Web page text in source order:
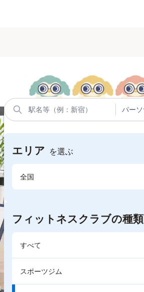
エリア を選ぶ
全国
フィットネスクラブの種類
すべて
スポーツジム